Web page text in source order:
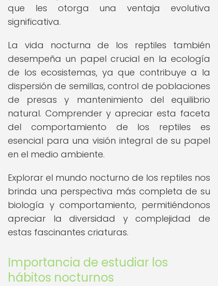
que les otorga una ventaja evolutiva
significativa.
La vida nocturna de los reptiles también
desempeña un papel crucial en la ecología
de los ecosistemas, ya que contribuye a la
dispersión de semillas, control de poblaciones
de presas y mantenimiento del equilibrio
natural. Comprender y apreciar esta faceta
del comportamiento de los reptiles es
esencial para una visión integral de su papel
en el medio ambiente.
Explorar el mundo nocturno de los reptiles nos
brinda una perspectiva más completa de su
biología y comportamiento, permitiéndonos
apreciar la diversidad y complejidad de
estas fascinantes criaturas.
Importancia de estudiar los
hábitos nocturnos